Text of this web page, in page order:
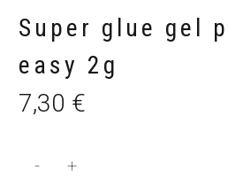
Super glue gel
easy 2g
7,30 €
- +